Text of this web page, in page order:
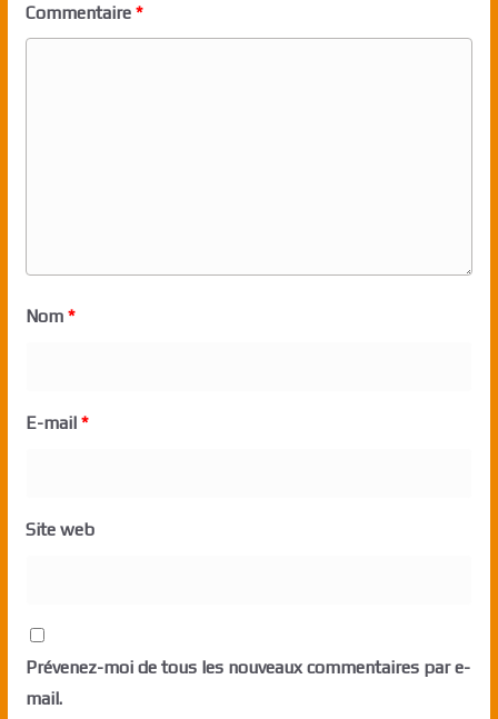
Commentaire *
Nom *
E-mail *
Site web
Prévenez-moi de tous les nouveaux commentaires par e-
mail.